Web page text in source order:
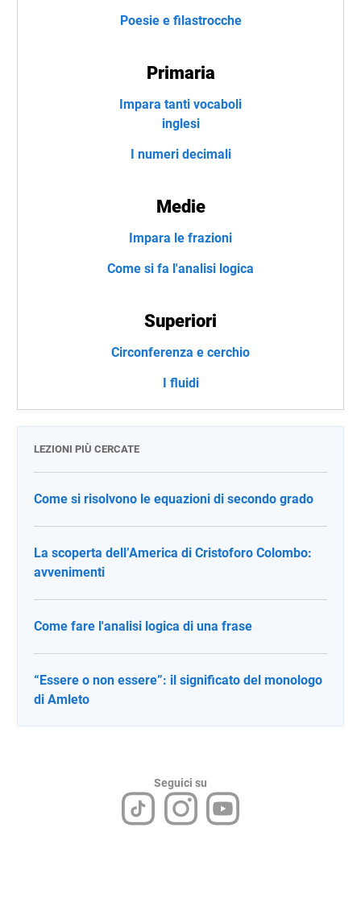
Poesie e filastrocche
Primaria
Impara tanti vocaboli
inglesi
I numeri decimali
Medie
Impara le frazioni
Come si fa l'analisi logica
Superiori
Circonferenza e cerchio
I fluidi
LEZIONI PIÙ CERCATE
Come si risolvono le equazioni di secondo grado
La scoperta dell’America di Cristoforo Colombo:
avvenimenti
Come fare l'analisi logica di una frase
“Essere o non essere”: il significato del monologo
di Amleto
Seguici su